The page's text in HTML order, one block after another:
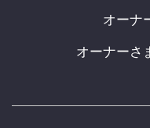
オーナ
オーナーさ